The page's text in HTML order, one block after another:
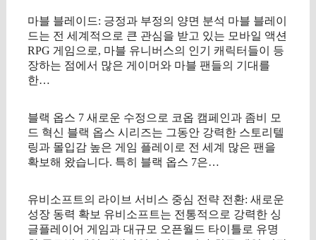
마블 블레이드: 긍정과 부정의 양면 분석 마블 블레이
드는 전 세계적으로 큰 관심을 받고 있는 모바일 액션
RPG 게임으로, 마블 유니버스의 인기 캐릭터들이 등
장하는 점에서 많은 게이머와 마블 팬들의 기대를
한…
블랙 옵스 7 새로운 수정으로 코옵 캠페인과 좀비 모
드 혁신 블랙 옵스 시리즈는 그동안 강력한 스토리텔
링과 몰입감 높은 게임 플레이로 전 세계 많은 팬을
확보해 왔습니다. 특히 블랙 옵스 7은…
유비소프트의 라이브 서비스 중심 전략 전환: 새로운
성장 동력 확보 유비소프트는 전통적으로 강력한 싱
글플레이어 게임과 대규모 오픈월드 타이틀로 유명